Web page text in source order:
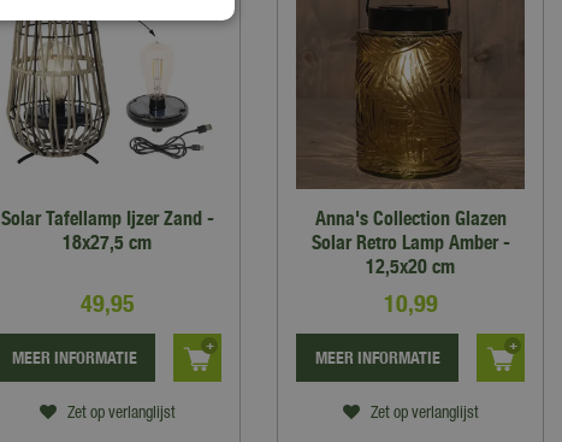
Solar Tafellamp Ijzer Zand -
18x27,5 cm
49,95
Zet op verlanglijst
MEER INFORMATIE
Anna's Collection Glazen
Solar Retro Lamp Amber -
12,5x20 cm
10,99
Zet op verlanglijst
MEER INFORMATIE